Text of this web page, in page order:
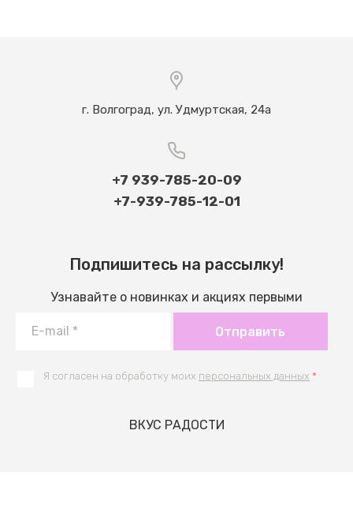
ВКУС РАДОСТИ
г. Волгоград, ул. Удмуртская, 24а
+7 939-785-20-09
+7-939-785-12-01
Подпишитесь на рассылку!
Узнавайте о новинках и акциях первыми
Я согласен на обработку моих персональных данных *
Отправить